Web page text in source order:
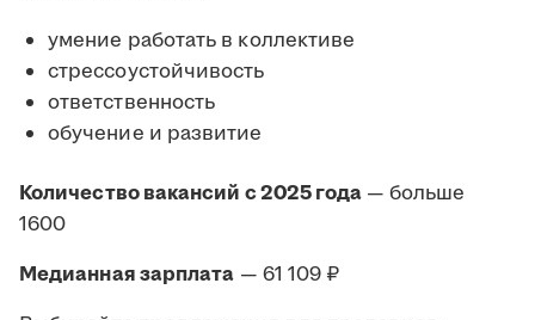
умение работать в коллективе
стрессоустойчивость
ответственность
обучение и развитие
Количество вакансий с 2025 года — больше
1600
Медианная зарплата — 61 109 ₽